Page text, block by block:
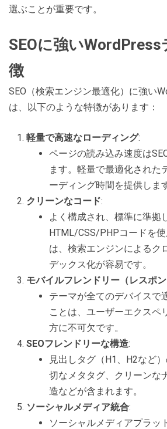
選ぶことが重要です。
SEOに強い
徴
SEO（検索エンジン最適化）に強い
は、以下のような特徴があります：
軽量で高速なローディング:
ページの読み込み速度は
ます。軽量で最適化された
ーディング時間を提供しま
クリーンなコード:
よく構成され、標準に準拠
HTML/CSS/PHPコードを
は、検索エンジンによるク
デックス化が容易です。
モバイルフレンドリー（レスポン
テーマが全てのデバイスで
ことは、ユーザーエクスペ
方に不可欠です。
SEOフレンドリーな構造:
見出しタグ（H1、H2など
切なメタタグ、クリーンな
造などが含まれます。
ソーシャルメディア統合:
ソーシャルメディアプラッ